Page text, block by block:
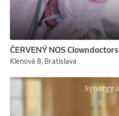
ČERVENÝ NOS Clowndoctors
Klenová 8, Bratislava